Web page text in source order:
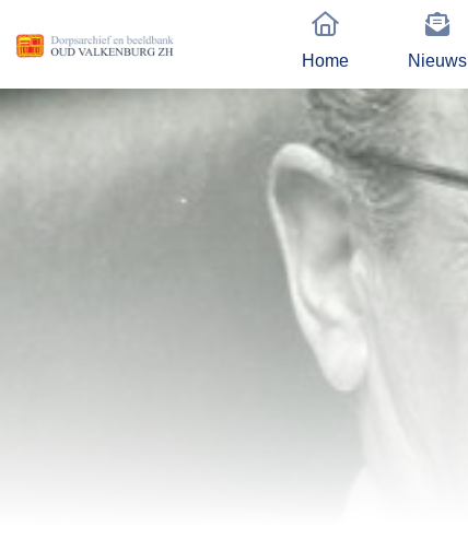
Home Nieuws